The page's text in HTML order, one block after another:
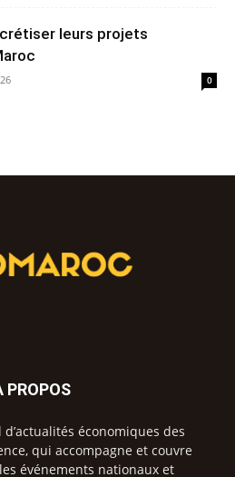
leurs projets
0
PROPOS
économiques des
qui accompagne et couvre
événements nationaux et